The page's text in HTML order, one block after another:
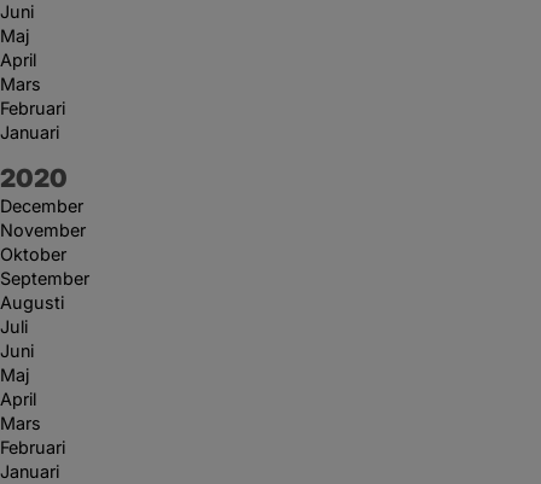
Juni
Maj
April
Mars
Februari
Januari
År:
2020
December
November
Oktober
September
Augusti
Juli
Juni
Maj
April
Mars
Februari
Januari